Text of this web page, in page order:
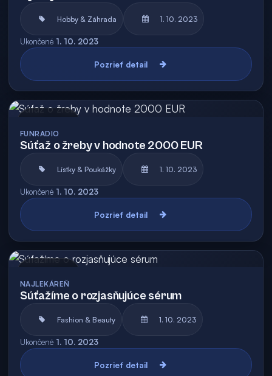
Hobby & Záhrada 1. 10. 2023
Ukončené 1. 10. 2023
Pozrieť detail
FUNRADIO
Súťaž o žreby v hodnote 2000 EUR
Lístky & Poukážky 1. 10. 2023
Ukončené 1. 10. 2023
Pozrieť detail
NAJLEKÁREŇ
Súťažíme o rozjasňujúce sérum
Fashion & Beauty 1. 10. 2023
Ukončené 1. 10. 2023
Pozrieť detail